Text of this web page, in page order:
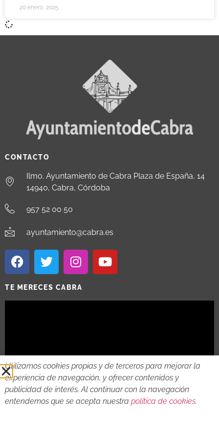
20 enero, 2025
CONTACTO
Ilmo. Ayuntamiento de Cabra Plaza de España, 14
14940, Cabra, Córdoba
957 52 00 50
ayuntamiento@cabra.es
TE MERECES CABRA
2018 - 2026 © AYTO DE CABRA AVISO LEGAL
Utilizamos cookies propias y de terceros para mejorar la
experiencia de navegación, y ofrecer contenidos y
publicidad de interés. Al continuar con la navegación
entendemos que se acepta nuestra política de cookies.